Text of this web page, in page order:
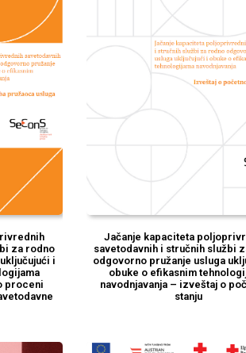
za rodno
i
proceni
Jačanje kapaciteta
savetodavnih i stručnih službi
odgovorno pružanje usluga
obuke o efikasnim
navodnjavanja – izveštaj o
stanju